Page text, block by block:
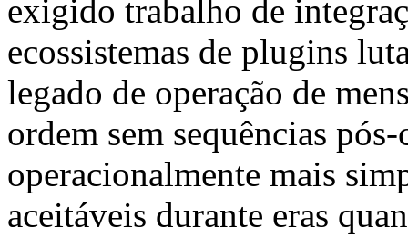
exigido trabalho de
ecossistemas de plugins
legado de operação de
ordem sem sequências
operacionalmente mais
aceitáveis durante eras